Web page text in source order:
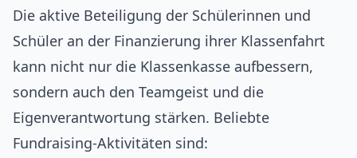
Die aktive Beteiligung der Schülerinnen und
Schüler an der Finanzierung ihrer Klassenfahrt
kann nicht nur die Klassenkasse aufbessern,
sondern auch den Teamgeist und die
Eigenverantwortung stärken. Beliebte
Fundraising-Aktivitäten sind: